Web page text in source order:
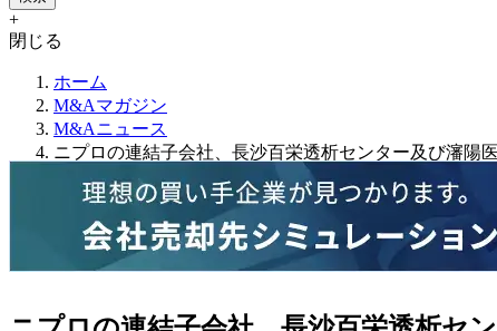
+
閉じる
ホーム
M&Aマガジン
M&Aニュース
ニプロの連結子会社、長沙百栄透析センター及び瀋陽